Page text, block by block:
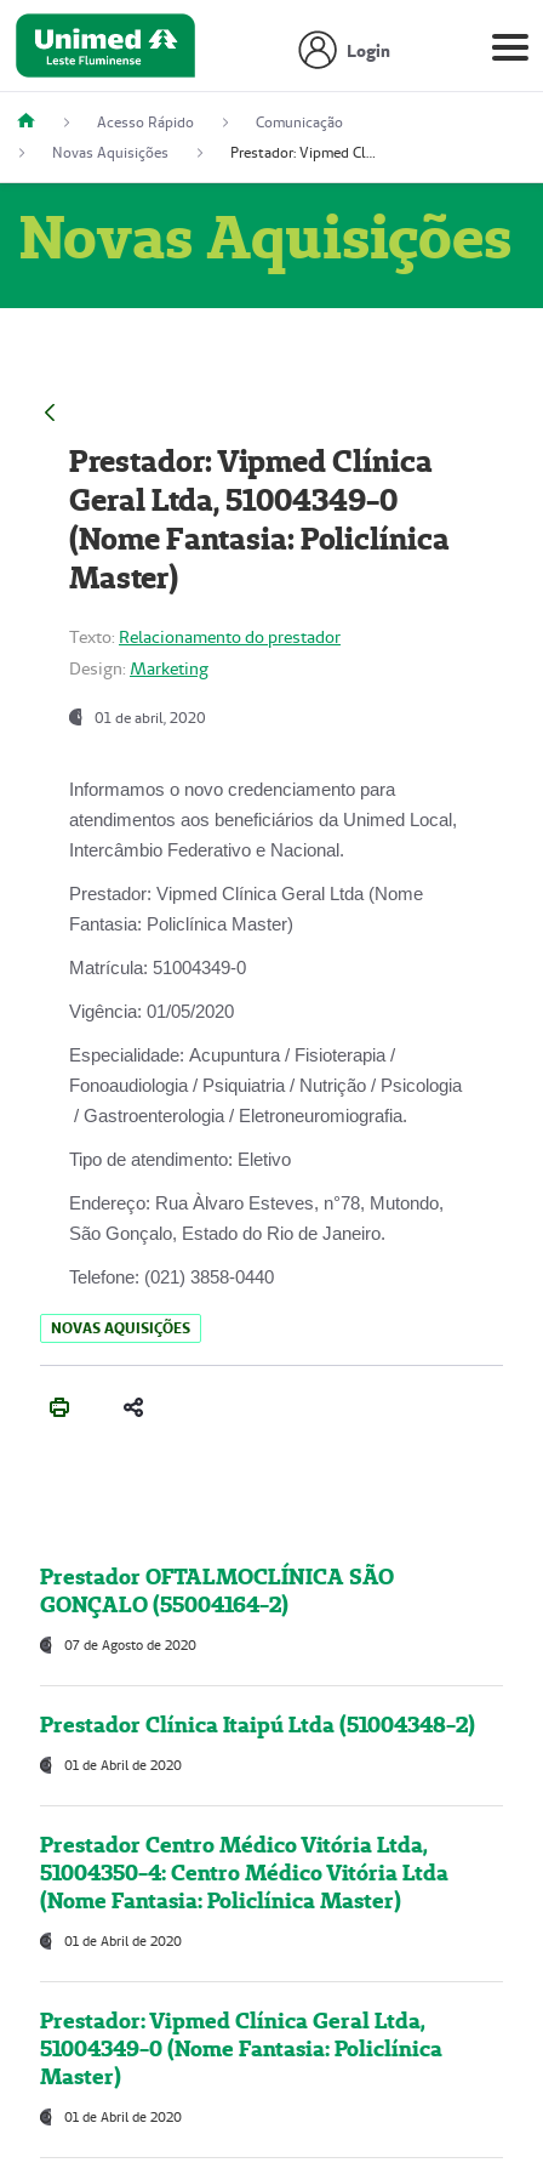
Login
Acesso Rápido
Comunicação
Novas Aquisições
Prestador: Vipmed Clínica Geral Ltda, 51004349-0 (Nome Fantasia: Policlínica Master)
Novas Aquisições
Prestador: Vipmed Clínica
Geral Ltda, 51004349-0
(Nome Fantasia: Policlínica
Master)
Texto: Relacionamento do prestador
Design: Marketing
01 de abril, 2020
Informamos o novo credenciamento para
atendimentos aos beneficiários da Unimed Local,
Intercâmbio Federativo e Nacional.
Prestador: Vipmed Clínica Geral Ltda (Nome
Fantasia: Policlínica Master)
Matrícula: 51004349-0
Vigência: 01/05/2020
Especialidade: Acupuntura / Fisioterapia /
Fonoaudiologia / Psiquiatria / Nutrição / Psicologia
/ Gastroenterologia / Eletroneuromiografia.
Tipo de atendimento: Eletivo
Endereço: Rua Àlvaro Esteves, n°78, Mutondo,
São Gonçalo, Estado do Rio de Janeiro.
Telefone: (021) 3858-0440
NOVAS AQUISIÇÕES
Prestador OFTALMOCLÍNICA SÃO
GONÇALO (55004164-2)
07 de Agosto de 2020
Prestador Clínica Itaipú Ltda (51004348-2)
01 de Abril de 2020
Prestador Centro Médico Vitória Ltda,
51004350-4: Centro Médico Vitória Ltda
(Nome Fantasia: Policlínica Master)
01 de Abril de 2020
Prestador: Vipmed Clínica Geral Ltda,
51004349-0 (Nome Fantasia: Policlínica
Master)
01 de Abril de 2020